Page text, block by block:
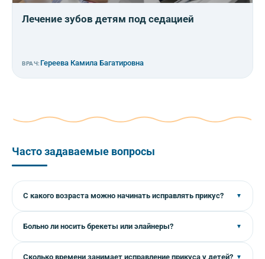
Лечение зубов детям под седацией
ВРАЧ: Гереева Камила Багатировна
Часто задаваемые вопросы
С какого возраста можно начинать исправлять прикус? ▼
Первый визит к ортодонту рекомендуется в 3–4 года.
Больно ли носить брекеты или элайнеры? ▼
Первые дни возможен небольшой дискомфорт
Сколько времени занимает исправление прикуса у детей? ▼